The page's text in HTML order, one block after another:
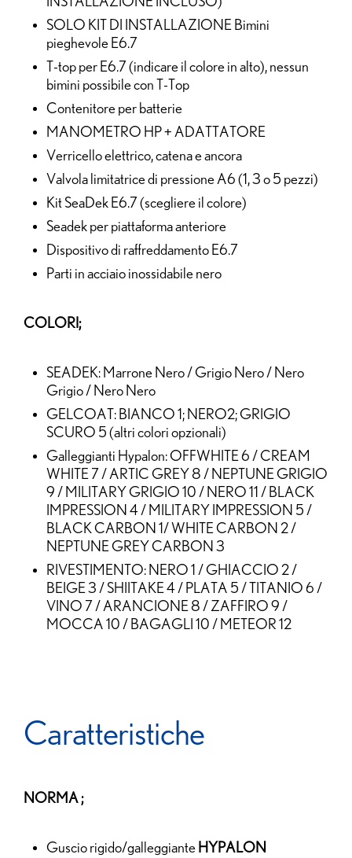
SOLO KIT DI INSTALLAZIONE Bimini
pieghevole E6.7
T-top per E6.7 (indicare il colore in alto), nessun
bimini possibile con T-Top
Contenitore per batterie
MANOMETRO HP + ADATTATORE
Verricello elettrico, catena e ancora
Valvola limitatrice di pressione A6 (1, 3 o 5 pezzi)
Kit SeaDek E6.7 (scegliere il colore)
Seadek per piattaforma anteriore
Dispositivo di raffreddamento E6.7
Parti in acciaio inossidabile nero
COLORI;
SEADEK: Marrone Nero / Grigio Nero / Nero
Grigio / Nero Nero
GELCOAT: BIANCO 1; NERO2; GRIGIO
SCURO 5 (altri colori opzionali)
Galleggianti Hypalon: OFFWHITE 6 / CREAM
WHITE 7 / ARTIC GREY 8 / NEPTUNE GRIGIO
9 / MILITARY GRIGIO 10 / NERO 11 / BLACK
IMPRESSION 4 / MILITARY IMPRESSION 5 /
BLACK CARBON 1/ WHITE CARBON 2 /
NEPTUNE GREY CARBON 3
RIVESTIMENTO: NERO 1 / GHIACCIO 2 /
BEIGE 3 / SHIITAKE 4 / PLATA 5 / TITANIO 6 /
VINO 7 / ARANCIONE 8 / ZAFFIRO 9 /
MOCCA 10 / BAGAGLI 10 / METEOR 12
Caratteristiche
NORMA ;
Guscio rigido/galleggiante HYPALON